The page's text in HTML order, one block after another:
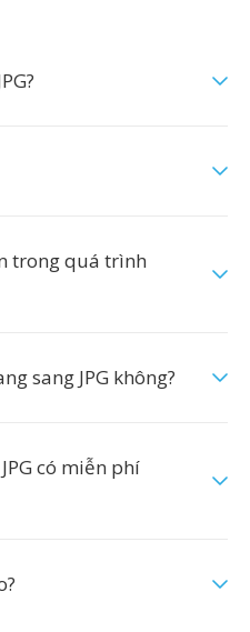
trong quá trình
sang JPG không?
có miễn phí